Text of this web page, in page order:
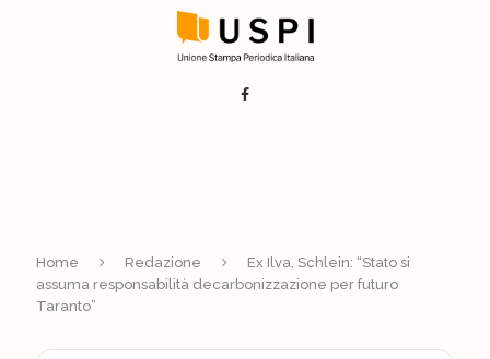
Home Redazione
Ex Ilva, Schlein: “Stato si
assuma responsabilità decarbonizzazione per futuro
Taranto”